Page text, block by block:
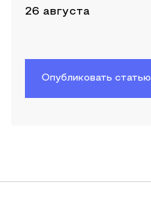
26 августа
Опубликовать статью